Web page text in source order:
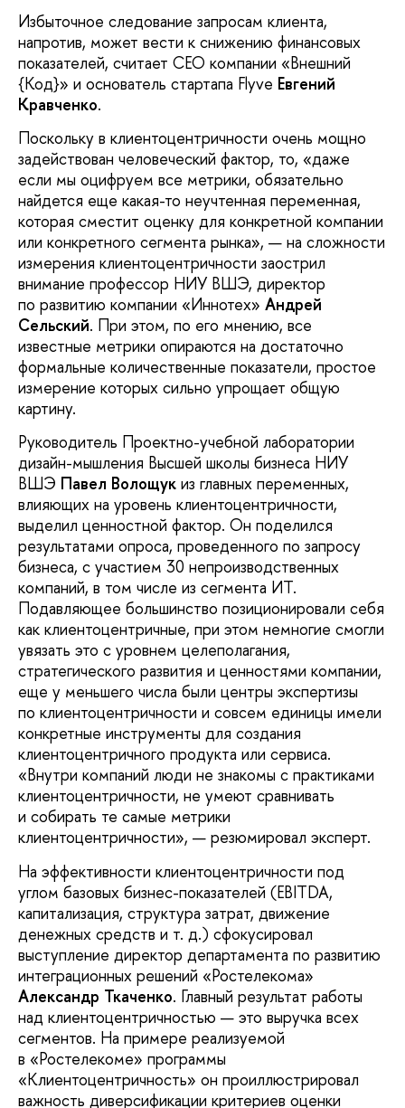
Избыточное следование запросам клиента,
напротив, может вести к снижению финансовых
показателей, считает CEO компании «Внешний
{Код}» и основатель стартапа Flyve Евгений
Кравченко.
Поскольку в клиентоцентричности очень мощно
задействован человеческий фактор, то, «даже
если мы оцифруем все метрики, обязательно
найдется еще какая-то неучтенная переменная,
которая сместит оценку для конкретной компании
или конкретного сегмента рынка», — на сложности
измерения клиентоцентричности заострил
внимание профессор НИУ ВШЭ, директор
по развитию компании «Иннотех» Андрей
Сельский. При этом, по его мнению, все
известные метрики опираются на достаточно
формальные количественные показатели, простое
измерение которых сильно упрощает общую
картину.
Руководитель Проектно-учебной лаборатории
дизайн-мышления Высшей школы бизнеса НИУ
ВШЭ Павел Волощук из главных переменных,
влияющих на уровень клиентоцентричности,
выделил ценностной фактор. Он поделился
результатами опроса, проведенного по запросу
бизнеса, с участием 30 непроизводственных
компаний, в том числе из сегмента ИТ.
Подавляющее большинство позиционировали себя
как клиентоцентричные, при этом немногие смогли
увязать это с уровнем целеполагания,
стратегического развития и ценностями компании,
еще у меньшего числа были центры экспертизы
по клиентоцентричности и совсем единицы имели
конкретные инструменты для создания
клиентоцентричного продукта или сервиса.
«Внутри компаний люди не знакомы с практиками
клиентоцентричности, не умеют сравнивать
и собирать те самые метрики
клиентоцентричности», — резюмировал эксперт.
На эффективности клиентоцентричности под
углом базовых бизнес-показателей (EBITDA,
капитализация, структура затрат, движение
денежных средств и т. д.) сфокусировал
выступление директор департамента по развитию
интеграционных решений «Ростелекома»
Александр Ткаченко. Главный результат работы
над клиентоцентричностью — это выручка всех
сегментов. На примере реализуемой
в «Ростелекоме» программы
«Клиентоцентричность» он проиллюстрировал
важность диверсификации критериев оценки